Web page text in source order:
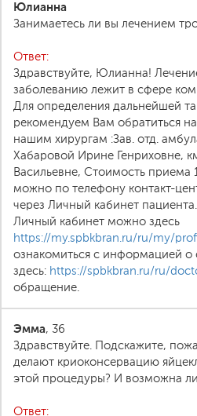
Юлианна
Занимаетесь ли вы лечением
Ответ:
Здравствуйте, Юлианна!
заболеванию лежит в сфере
Для определения дальнейшей
рекомендуем Вам обратиться
нашим хирургам :Зав. отд.
Хабаровой Ирине Генриховне,
Васильевне, Стоимость приема
можно по телефону контакт-
через Личный кабинет
Личный кабинет можно здесь
https://my.spbkbran.ru/ru/my/
ознакомиться с информацией о
здесь: https://spbkbran.ru/ru/
обращение.
Эмма, 36
Здравствуйте. Подскажите,
делают криоконсервацию
этой процедуры? И возможна ли
Ответ: